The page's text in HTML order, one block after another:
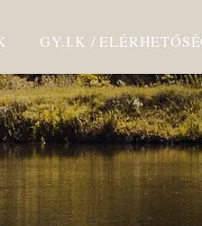
GY.I.K /